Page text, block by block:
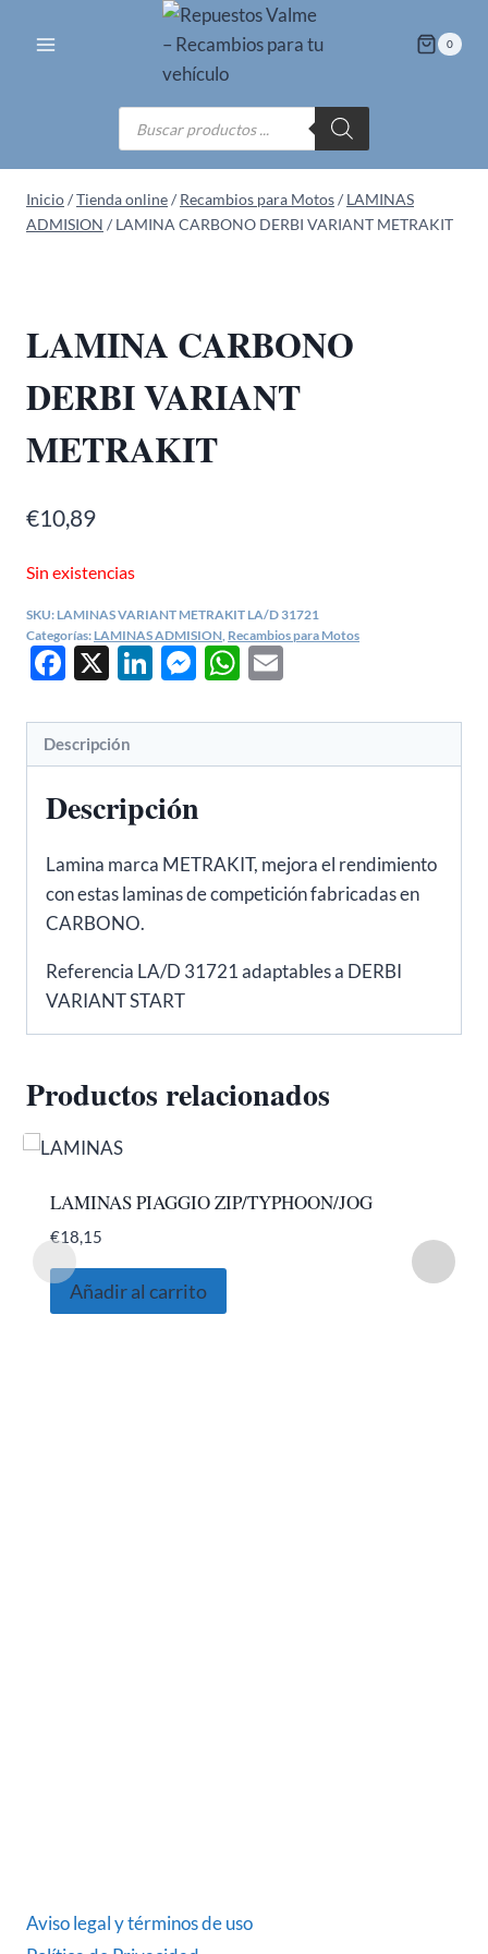
0
Búsqueda
de
productos
Inicio/Tienda online/ Recambios para Motos/ LAMINAS
ADMISION / LAMINA CARBONO DERBI VARIANT METRAKIT
LAMINA CARBONO
DERBI VARIANT
METRAKIT
€10,89
Sin existencias
SKU: LAMINAS VARIANT METRAKIT LA/D 31721
Categorías: LAMINAS ADMISION Recambios para Motos
Facebook
X LinkedIn
Messenger
WhatsApp
Descripción
Descripción
Lamina marca METRAKIT, mejora el rendimiento
con estas laminas de competición fabricadas en
CARBONO.
Referencia LA/D 31721 adaptables a DERBI
VARIANT START
Productos relacionados
LAMINAS PIAGGIO ZIP/TYPHOON/JOG
€18,15
Añadir al carrito
Aviso legal y términos de uso